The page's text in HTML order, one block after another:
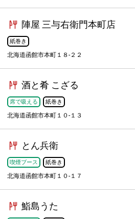
陣屋 三与右衛門本町店
紙巻き
北海道函館市本町１８-２２
酒と肴 こざる
席で吸える 紙巻き
北海道函館市本町１０-１３
とん兵衛
喫煙ブース 紙巻き
北海道函館市本町１０-１７
鮨島うた